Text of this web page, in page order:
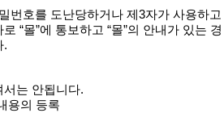
번호를 도난당하거나 제3자가 사용하고
“몰”에 통보하고 “몰”의 안내가 있는 경
.
는 안됩니다.
용의 등록